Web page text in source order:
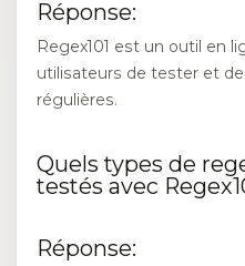
Réponse:
Regex101 est un outil en
utilisateurs de tester et
régulières.
Quels types de
testés avec
Réponse: